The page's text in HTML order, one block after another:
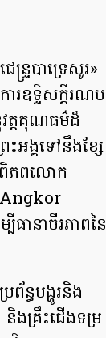
ទ្របាទ្រេសូរ»
ារឧទ្ទិសក្តីរណប
ត្តគុណធម៌ដ៏
ះអង្គទៅនឹងខ្សែ
ពិភពលោក
Angkor
បីធានាចីរភាពនៃ
ន្ធបង្ហូរនិង
ងគ្រឹះជើងទម្រ